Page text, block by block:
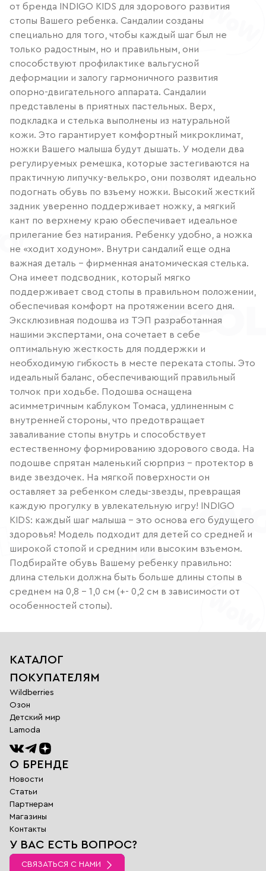
от бренда INDIGO KIDS для здорового развития
стопы Вашего ребенка. Сандалии созданы
специально для того, чтобы каждый шаг был не
только радостным, но и правильным, они
способствуют профилактике вальгусной
деформации и залогу гармоничного развития
опорно-двигательного аппарата. Сандалии
представлены в приятных пастельных. Верх,
подкладка и стелька выполнены из натуральной
кожи. Это гарантирует комфортный микроклимат,
ножки Вашего малыша будут дышать. У модели два
регулируемых ремешка, которые застегиваются на
практичную липучку-велькро, они позволят идеально
подогнать обувь по взъему ножки. Высокий жесткий
задник уверенно поддерживает ножку, а мягкий
кант по верхнему краю обеспечивает идеальное
прилегание без натирания. Ребенку удобно, а ножка
не «ходит ходуном». Внутри сандалий еще одна
важная деталь – фирменная анатомическая стелька.
Она имеет подсводник, который мягко
поддерживает свод стопы в правильном положении,
обеспечивая комфорт на протяжении всего дня.
Эксклюзивная подошва из ТЭП разработанная
нашими экспертами, она сочетает в себе
оптимальную жесткость для поддержки и
необходимую гибкость в месте переката стопы. Это
идеальный баланс, обеспечивающий правильный
толчок при ходьбе. Подошва оснащена
асимметричным каблуком Томаса, удлиненным с
внутренней стороны, что предотвращает
заваливание стопы внутрь и способствует
естественному формированию здорового свода. На
подошве спрятан маленький сюрприз – протектор в
виде звездочек. На мягкой поверхности он
оставляет за ребенком следы-звезды, превращая
каждую прогулку в увлекательную игру! INDIGO
KIDS: каждый шаг малыша – это основа его будущего
здоровья! Модель подходит для детей со средней и
широкой стопой и средним или высоким взъемом.
Подбирайте обувь Вашему ребенку правильно:
длина стельки должна быть больше длины стопы в
среднем на 0,8 – 1,0 см (+- 0,2 см в зависимости от
особенностей стопы).
КАТАЛОГ
ПОКУПАТЕЛЯМ
Wildberries
Озон
Детский мир
Lamoda
О БРЕНДЕ
Новости
Статьи
Партнерам
Магазины
Контакты
У ВАС ЕСТЬ ВОПРОС?
СВЯЗАТЬСЯ С НАМИ
Обратная
связь
Заполните поля